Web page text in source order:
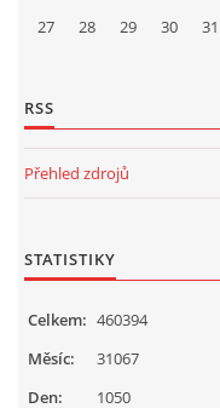
27
28 29 30 31
RSS
Přehled zdrojů
STATISTIKY
Celkem: 460394
Měsíc:
31067
Den:
1050